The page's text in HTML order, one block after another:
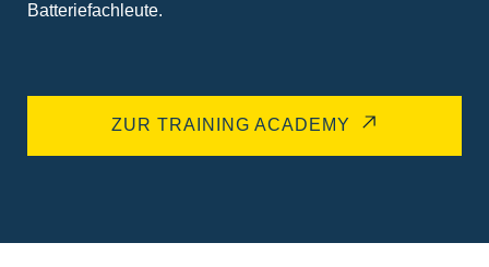
Batteriefachleute.
ZUR TRAINING ACADEMY